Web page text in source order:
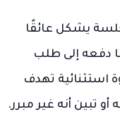
يشكل عائقًا
دفعه إلى طلب
استثنائية تهدف
تبين أنه غير مبرر.